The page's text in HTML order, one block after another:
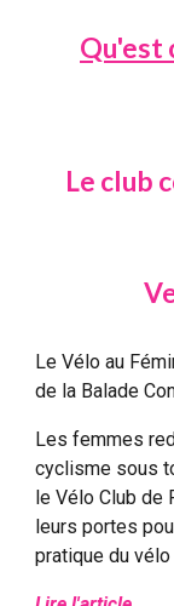
Qu'est
Le club
Le Vélo au
de la Balade
Les femmes
cyclisme sous
le Vélo Club de
leurs portes
pratique du